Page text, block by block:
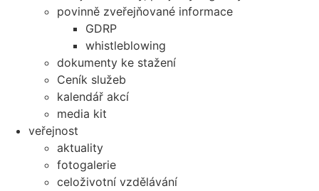
povinně zveřejňované informace
GDRP
whistleblowing
dokumenty ke stažení
Ceník služeb
kalendář akcí
media kit
veřejnost
aktuality
fotogalerie
celoživotní vzdělávání